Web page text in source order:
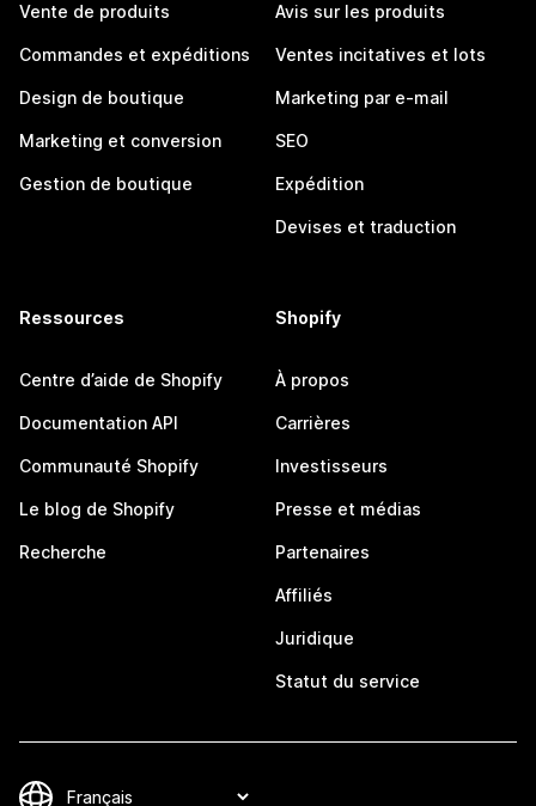
Vente de produits
Commandes et expéditions
Design de boutique
Marketing et conversion
Gestion de boutique
Avis sur les produits
Ventes incitatives et lots
Marketing par e-mail
SEO
Expédition
Devises et traduction
Ressources
Centre d’aide de Shopify
Documentation API
Communauté Shopify
Le blog de Shopify
Recherche
Shopify
À propos
Carrières
Investisseurs
Presse et médias
Partenaires
Affiliés
Juridique
Statut du service